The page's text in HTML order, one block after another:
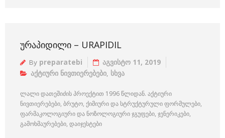
ᲣᲠᲐᲞᲘᲓᲘᲚᲘ – URAPIDIL
By preparatebi
აგვისტო 11, 2019
აქტიური ნივთიერებები, სხვა
ლალი დათეშიძის პროექტით 1996 წლიდან. აქტიური
ნივთიერებები, ბრუტო, ქიმიური და სტრუქტურული ფორმულები,
ფარმაკოლოგიური და ნოზოლოგიური ჯგუფები, ჯენერიკები,
გამოხმაურებები, დაიჯესტები